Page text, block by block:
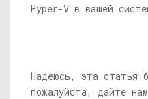
Hyper-V в вашей
Надеюсь, эта статья
пожалуйста, дайте